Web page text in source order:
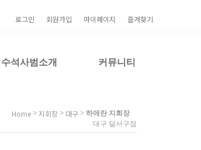
로그인 회원가입 마이페이지 즐겨찾기
수석사범소개 커뮤니티
Home >지회장 > 대구 >하애란 지회장
대구 달서구점